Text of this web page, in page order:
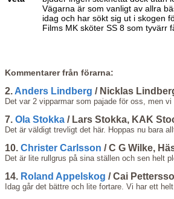
Vägarna är som vanligt av allra
idag och har sökt sig ut i skogen
Films MK sköter SS 8 som tyvärr
Kommentarer från förarna:
2. Anders Lindberg / Nicklas
Det var 2 vipparmar som pajade för oss, men
7. Ola Stokka / Lars Stokka, KAK
Det är väldigt trevligt det här. Hoppas nu bara
10. Christer Carlsson / C G Wilke,
Det är lite rullgrus på sina ställen och sen helt
14. Roland Appelskog / Cai
Idag går det bättre och lite fortare. Vi har ett